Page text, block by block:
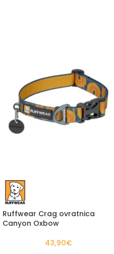
Ruffwear Crag ovratnica
Canyon Oxbow
43,90€